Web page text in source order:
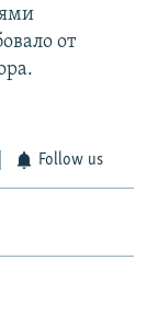
от
Follow us